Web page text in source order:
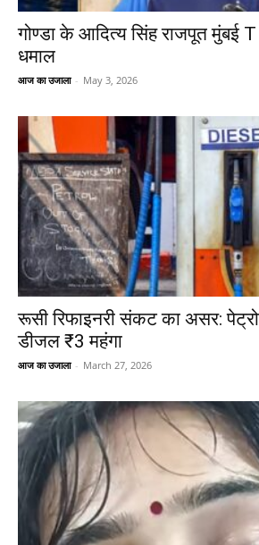
गोण्डा के आदित्य सिंह राजपूत मुंबई
धमाल
आज का उजाला - May 3, 2026
रूसी रिफाइनरी संकट का असर:
डीजल ₹3 महंगा
आज का उजाला - March 27, 2026